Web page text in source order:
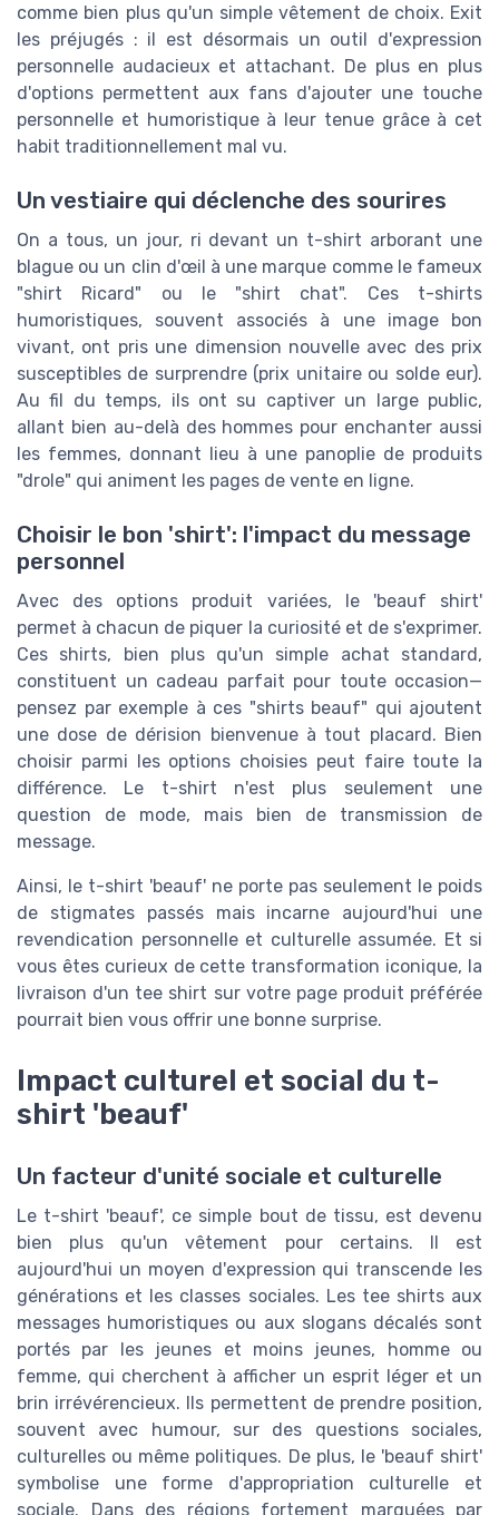
comme bien plus qu'un simple vêtement de choix. Exit
les préjugés : il est désormais un outil d'expression
personnelle audacieux et attachant. De plus en plus
d'options permettent aux fans d'ajouter une touche
personnelle et humoristique à leur tenue grâce à cet
habit traditionnellement mal vu.
Un vestiaire qui déclenche des sourires
On a tous, un jour, ri devant un t-shirt arborant une
blague ou un clin d'œil à une marque comme le fameux
"shirt Ricard" ou le "shirt chat". Ces t-shirts
humoristiques, souvent associés à une image bon
vivant, ont pris une dimension nouvelle avec des prix
susceptibles de surprendre (prix unitaire ou solde eur).
Au fil du temps, ils ont su captiver un large public,
allant bien au-delà des hommes pour enchanter aussi
les femmes, donnant lieu à une panoplie de produits
"drole" qui animent les pages de vente en ligne.
Choisir le bon 'shirt': l'impact du message
personnel
Avec des options produit variées, le 'beauf shirt'
permet à chacun de piquer la curiosité et de s'exprimer.
Ces shirts, bien plus qu'un simple achat standard,
constituent un cadeau parfait pour toute occasion—
pensez par exemple à ces "shirts beauf" qui ajoutent
une dose de dérision bienvenue à tout placard. Bien
choisir parmi les options choisies peut faire toute la
différence. Le t-shirt n'est plus seulement une
question de mode, mais bien de transmission de
message.
Ainsi, le t-shirt 'beauf' ne porte pas seulement le poids
de stigmates passés mais incarne aujourd'hui une
revendication personnelle et culturelle assumée. Et si
vous êtes curieux de cette transformation iconique, la
livraison d'un tee shirt sur votre page produit préférée
pourrait bien vous offrir une bonne surprise.
Impact culturel et social du t-
shirt 'beauf'
Un facteur d'unité sociale et culturelle
Le t-shirt 'beauf', ce simple bout de tissu, est devenu
bien plus qu'un vêtement pour certains. Il est
aujourd'hui un moyen d'expression qui transcende les
générations et les classes sociales. Les tee shirts aux
messages humoristiques ou aux slogans décalés sont
portés par les jeunes et moins jeunes, homme ou
femme, qui cherchent à afficher un esprit léger et un
brin irrévérencieux. Ils permettent de prendre position,
souvent avec humour, sur des questions sociales,
culturelles ou même politiques. De plus, le 'beauf shirt'
symbolise une forme d'appropriation culturelle et
sociale. Dans des régions fortement marquées par